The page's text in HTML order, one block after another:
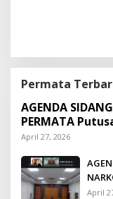
Permata
AGENDA
PERMATA
Tahun Penjara
April 27, 2026
April